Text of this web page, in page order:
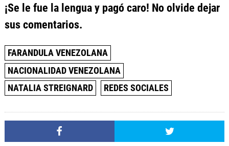
¡Se le fue la lengua y pagó caro! No olvide dejar
sus comentarios.
FARANDULA VENEZOLANA
NACIONALIDAD VENEZOLANA
NATALIA STREIGNARD
REDES SOCIALES